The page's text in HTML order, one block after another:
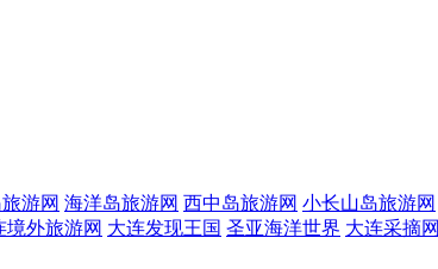
游网 海洋岛旅游网 西中岛旅游网 小长山岛旅游网
境外旅游网 大连发现王国 圣亚海洋世界 大连采摘网